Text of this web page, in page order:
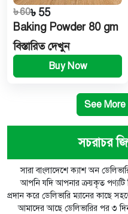
৳ 60৳ 55
Baking Powder 80 gm
বিস্তারিত দেখুন
Buy Now
See
সচরাচর
সারা বাংলাদেশে ক্যাশ অন
আপনি যদি আপনার ক্রয়কৃত পণ্যটি
প্রদান করে ডেলিভারি ম্যানের কাছে
আমাদের আছে ডেলিভারির পর ৩ দিন